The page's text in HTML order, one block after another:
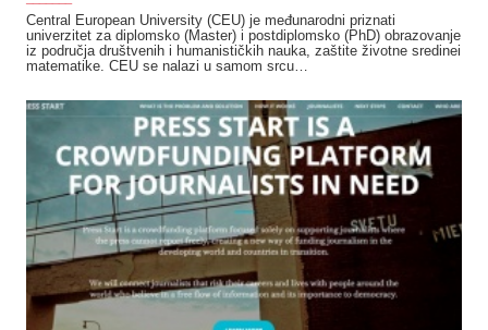
Central European University (CEU) je međunarodni priznati
univerzitet za diplomsko (Master) i postdiplomsko (PhD) obrazovanje
iz područja društvenih i humanističkih nauka, zaštite životne sredinei
matematike. CEU se nalazi u samom srcu…